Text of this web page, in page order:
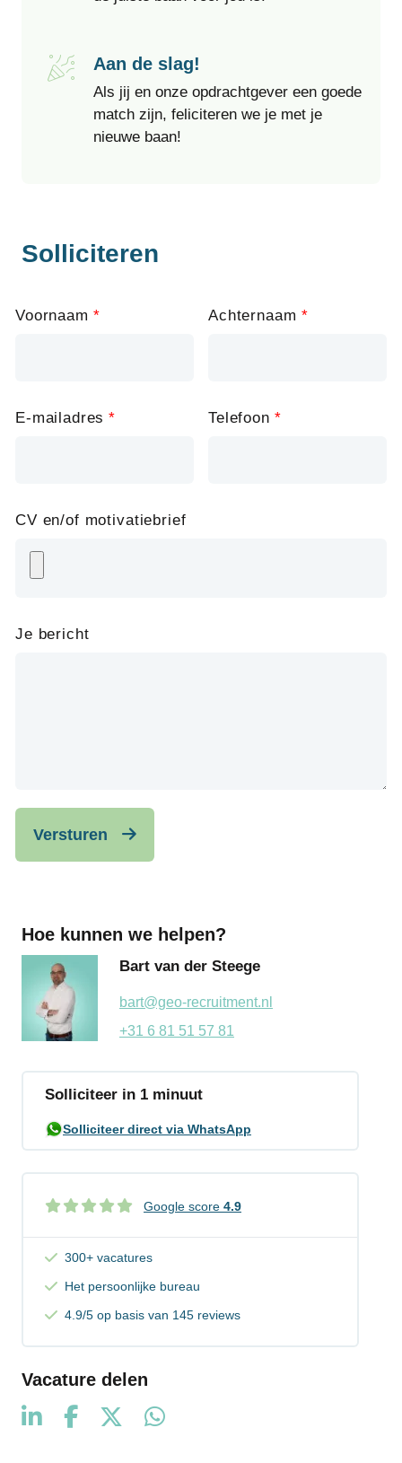
Aan de slag!
Als jij en onze opdrachtgever een goede
match zijn, feliciteren we je met je
nieuwe baan!
Solliciteren
this
Voornaam Achternaam
E-mailadres Telefoon
CV en/of motivatiebrief
Je bericht
Versturen
Hoe kunnen we helpen?
Bart van der Steege
bart@geo-recruitment.nl
+31 6 81 51 57 81
Solliciteer in 1 minuut
Solliciteer direct via WhatsApp
Google score 4.9
300+ vacatures
Het persoonlijke bureau
4.9/5 op basis van 145 reviews
Vacature delen